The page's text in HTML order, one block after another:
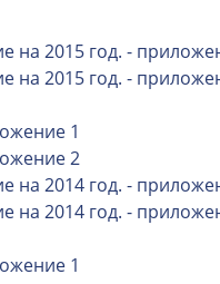
на 2015 год. -
на 2015 год. -
1
2
на 2014 год. -
на 2014 год. -
1